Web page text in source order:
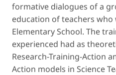
formative dialogues of a
education of teachers
Elementary School. The
experienced had as
Research-Training-Action
Action models in Science